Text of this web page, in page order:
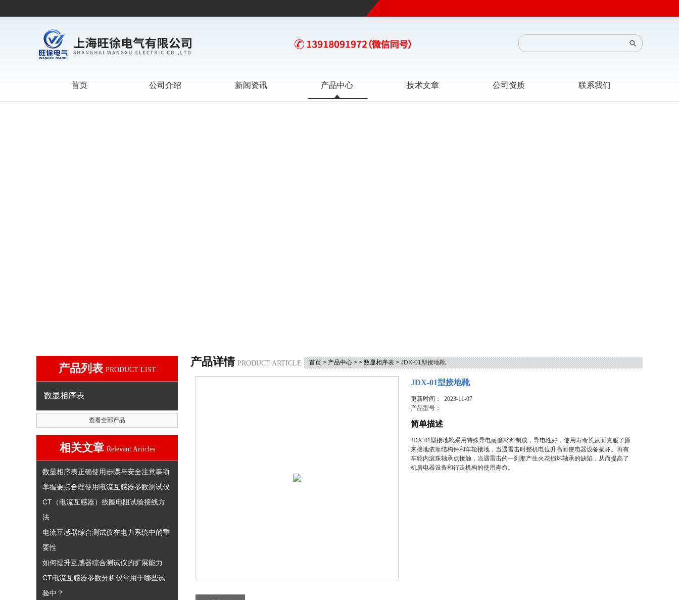
首页 公司介绍 新闻资讯 产品中心 技术文章 公司资质 联系我们
产品列表 PRODUCT LIST
数显相序表
查看全部产品
相关文章 Relevant Articles
数显相序表正确使用步骤与安全注意事项
掌握要点合理使用电流互感器参数测试仪
CT（电流互感器）线圈电阻试验接线方
法
电流互感器综合测试仪在电力系统中的重
要性
如何提升互感器综合测试仪的扩展能力
CT电流互感器参数分析仪常用于哪些试
验中？
产品详情 PRODUCT ARTICLE 首页>产品中心> >数显相序表> JDX-01型接地靴
JDX-01型接地靴
更新时间： 2023-11-07
产品型号：
简单描述
JDX-01型接地靴采用特殊导电耐磨材料制成，导电性好，使用寿命长从而克服了原
来接地依靠结构件和车轮接地，当遇雷击时整机电位升高而使电器设备损坏。再有
车轮内滚珠轴承点接触，当遇雷击的一刹那产生火花损坏轴承的缺陷，从而提高了
机房电器设备和行走机构的使用寿命。